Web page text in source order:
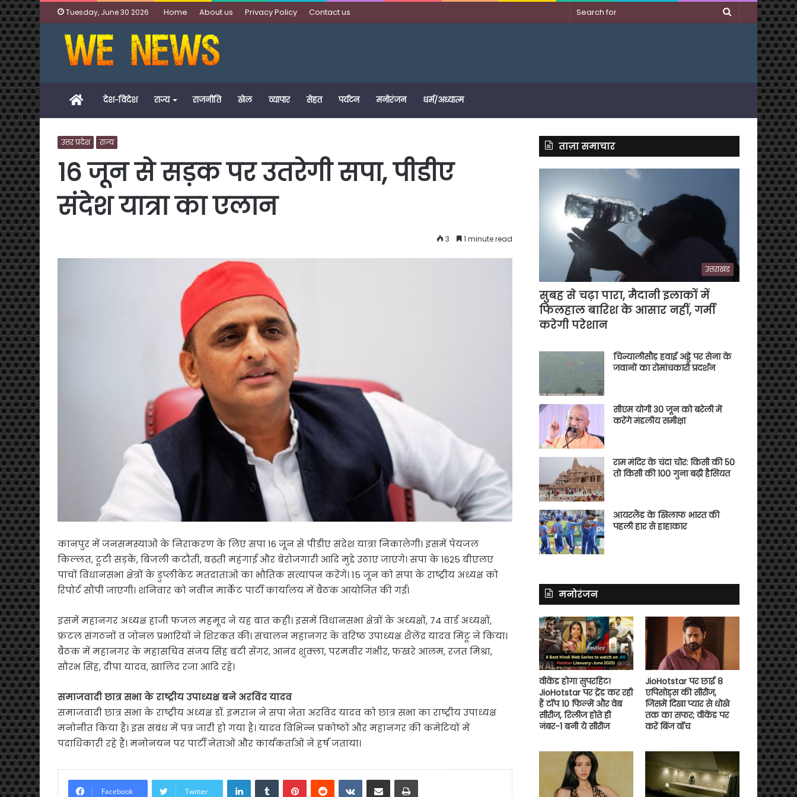
Tuesday, June 30 2026 Home About us Privacy Policy Contact us
Search
Homeदेश-विदेश राज्य राजनीति खेल व्यापार सेहत पर्यटन मनोरंजन धर्म/अध्यात्म
उत्तर प्रदेश राज्य
16 जून से सड़क पर उतरेगी सपा, पीडीए
संदेश यात्रा का एलान
3 1 minute read
कानपुर में जनसमस्याओं के निराकरण के लिए सपा 16 जून से पीडीए संदेश यात्रा निकालेगी। इसमें पेयजल
किल्लत, टूटी सड़कें, बिजली कटौती, बढ़ती महंगाई और बेरोजगारी आदि मुद्दे उठाए जाएंगे। सपा के 1625 बीएलए
पांचों विधानसभा क्षेत्रों के डुप्लीकेट मतदाताओं का भौतिक सत्यापन करेंगे। 15 जून को सपा के राष्ट्रीय अध्यक्ष को
रिपोर्ट सौंपी जाएगी। शनिवार को नवीन मार्केट पार्टी कार्यालय में बैठक आयोजित की गई।
इसमें महानगर अध्यक्ष हाजी फजल महमूद ने यह बात कही। इसमें विधानसभा क्षेत्रों के अध्यक्षों, 74 वार्ड अध्यक्षों,
फ्रंटल संगठनों व जोनल प्रभारियों ने शिरकत की। संचालन महानगर के वरिष्ठ उपाध्यक्ष शैलेंद्र यादव मिंटू ने किया।
बैठक में महानगर के महासचिव संजय सिंह बंटी सेंगर, आनंद शुक्ला, परमवीर गंभीर, फखरे आलम, रजत मिश्रा,
सौरभ सिंह, दीपा यादव, खालिद रजा आदि रहे।
समाजवादी छात्र सभा के राष्ट्रीय उपाध्यक्ष बने अरविंद यादव
समाजवादी छात्र सभा के राष्ट्रीय अध्यक्ष डॉ. इमरान ने सपा नेता अरविंद यादव को छात्र सभा का राष्ट्रीय उपाध्यक्ष
मनोनीत किया है। इस संबंध में पत्र जारी हो गया है। यादव विभिन्न प्रकोष्ठों और महानगर की कमेटियों में
पदाधिकारी रहे हैं। मनोनयन पर पार्टी नेताओं और कार्यकर्ताओं ने हर्ष जताया।
Facebook Twitter
LinkedInTumblrPinterestReddit VKontakte
Share via Email Print
ताज़ा समाचार
उत्तराखंड
सुबह से चढ़ा पारा, मैदानी इलाकों में
फिलहाल बारिश के आसार नहीं, गर्मी
करेगी परेशान
चिन्यालीसौड़ हवाई अड्डे पर सेना के
जवानों का रोमांचकारी प्रदर्शन
सीएम योगी 30 जून को बरेली में
करेंगे मंडलीय समीक्षा
राम मंदिर के चंदा चोर: किसी की 50
तो किसी की 100 गुना बढ़ी हैसियत
आयरलैंड के खिलाफ भारत की
पहली हार से हाहाकार
मनोरंजन
वीकेंड होगा सुपरहिट!
JioHotstar पर ट्रेंड कर रही
हैं टॉप 10 फिल्में और वेब
सीरीज, रिलीज होते ही
नंबर-1 बनी ये सीरीज
JioHotstar पर छाई 8
एपिसोड्स की सीरीज,
जिसमें दिखा प्यार से धोखे
तक का सफर; वीकेंड पर
करें बिंज वॉच